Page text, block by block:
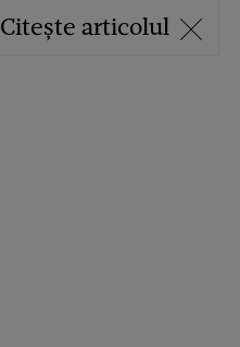
Citește articolul